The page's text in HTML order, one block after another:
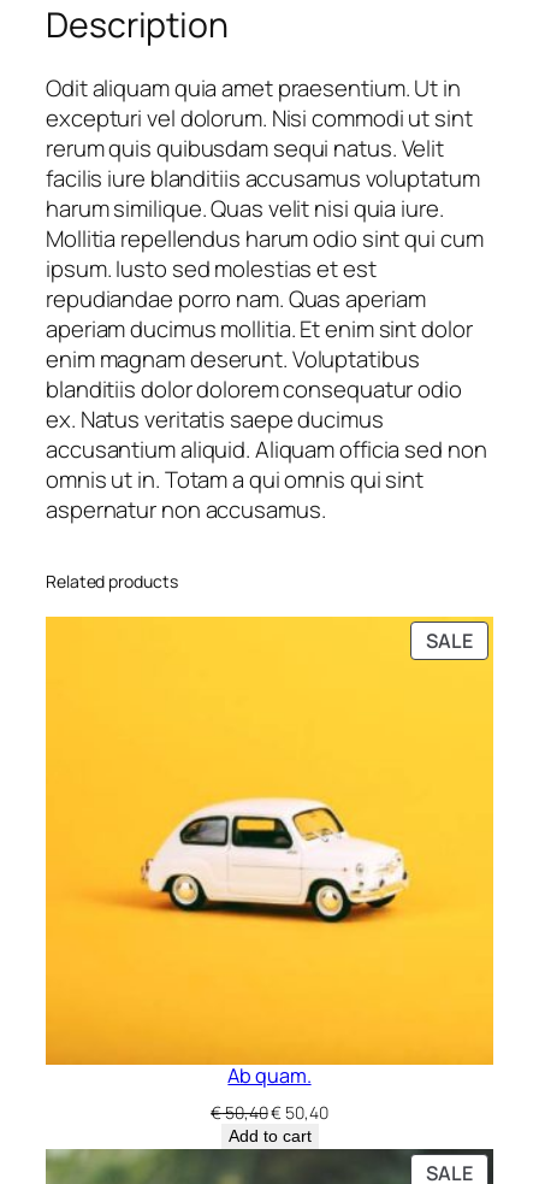
a
n
t
i
t
y
Description
Odit aliquam quia amet praesentium. Ut in
excepturi vel dolorum. Nisi commodi ut sint
rerum quis quibusdam sequi natus. Velit
facilis iure blanditiis accusamus voluptatum
harum similique. Quas velit nisi quia iure.
Mollitia repellendus harum odio sint qui cum
ipsum. Iusto sed molestias et est
repudiandae porro nam. Quas aperiam
aperiam ducimus mollitia. Et enim sint dolor
enim magnam deserunt. Voluptatibus
blanditiis dolor dolorem consequatur odio
ex. Natus veritatis saepe ducimus
accusantium aliquid. Aliquam officia sed non
omnis ut in. Totam a qui omnis qui sint
aspernatur non accusamus.
Related products
SALE
ON
Ab quam.
€50,40Original
price
was:
€ 50,40Current
is:
Add to cart
SALE